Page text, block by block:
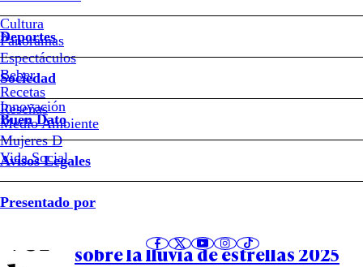
Cultura
Panoramas
Espectáculos
Beber
Recetas
Reseñas
Deportes
Sociedad
Innovación
Medio Ambiente
Mujeres D
Vida Social
Buen Dato
Avisos Legales
Presentado por
de
meteoritos
¿Hasta
cuándo
se
puede
Notas relacionadas
22 de Abril de 2025
¿Cuándo ver las Líridas en
sobre la lluvia de estrellas 2025